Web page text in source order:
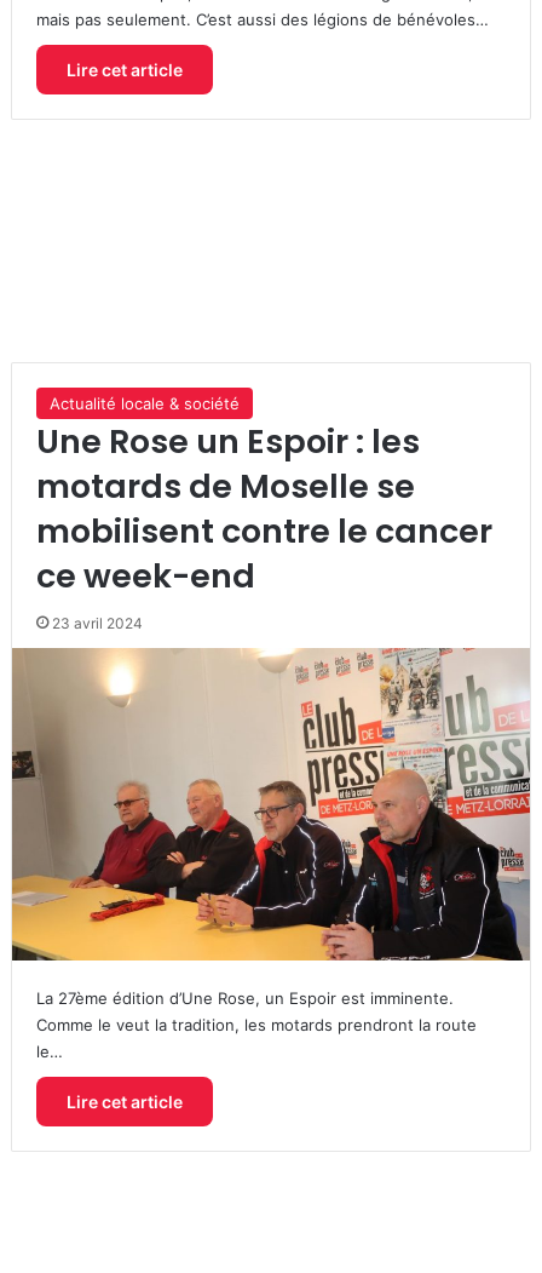
mais pas seulement. C’est aussi des légions de bénévoles…
Lire cet article
Actualité locale & société
Une Rose un Espoir : les
motards de Moselle se
mobilisent contre le cancer
ce week-end
23 avril 2024
La 27ème édition d’Une Rose, un Espoir est imminente.
Comme le veut la tradition, les motards prendront la route
le…
Lire cet article